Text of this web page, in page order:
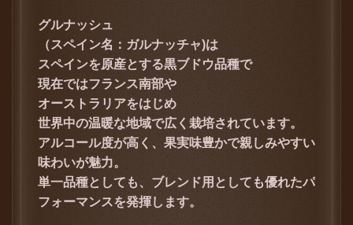
グルナッシュ
（スペイン名：ガルナッチャ)は
スペインを原産とする黒ブドウ品種で
現在ではフランス南部や
オーストラリアをはじめ
世界中の温暖な地域で広く栽培されています。
アルコール度が高く、果実味豊かで親しみやすい
味わいが魅力。
単一品種としても、ブレンド用としても優れたパ
フォーマンスを発揮します。